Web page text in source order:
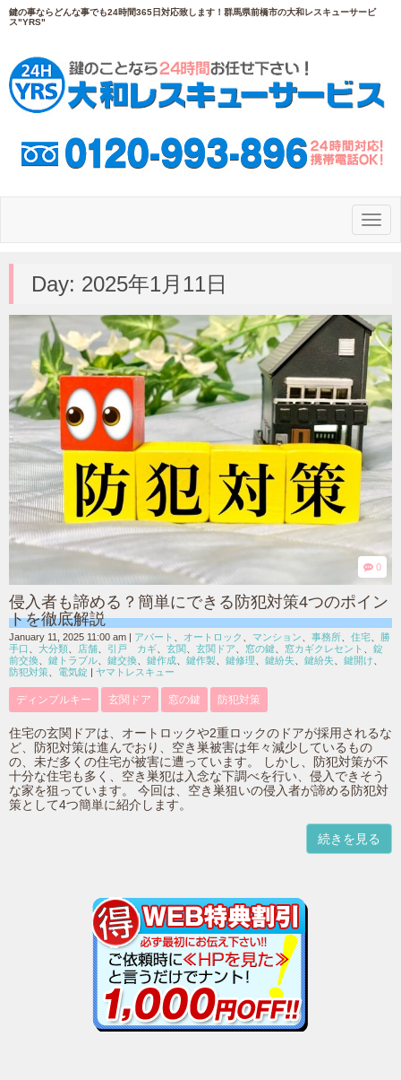
鍵の事ならどんな事でも24時間365日対応致します！群馬県前橋市の大和レスキューサービ
ス"YRS"
N
a
o
n
Day: 2025年1月11日
0
侵入者も諦める？簡単にできる防犯対策4つのポイン
トを徹底解説
January 11, 2025 11:00 am | アパート オートロック マンション 事務所 住宅
勝
手口
大分類 店舗 引戸 カギ 玄関 玄関ドア 窓の鍵 窓カギクレセント
錠
前交換
鍵トラブル 鍵交換 鍵作成 鍵作製 鍵修理 鍵紛失 鍵紛失 鍵開け
防犯対策
電気錠 | ヤマトレスキュー
ディンプルキー 玄関ドア 窓の鍵 防犯対策
住宅の玄関ドアは、オートロックや2重ロックのドアが採用されるな
ど、防犯対策は進んでおり、空き巣被害は年々減少しているもの
の、未だ多くの住宅が被害に遭っています。 しかし、防犯対策が不
十分な住宅も多く、空き巣犯は入念な下調べを行い、侵入できそう
な家を狙っています。 今回は、空き巣狙いの侵入者が諦める防犯対
策として4つ簡単に紹介します。
続きを見る